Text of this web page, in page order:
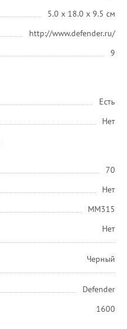
5.0 x 18.0 x 9.5 см
http://www.defender.ru/
9
Есть
Нет
70
Нет
MM315
Нет
Черный
Defender
1600